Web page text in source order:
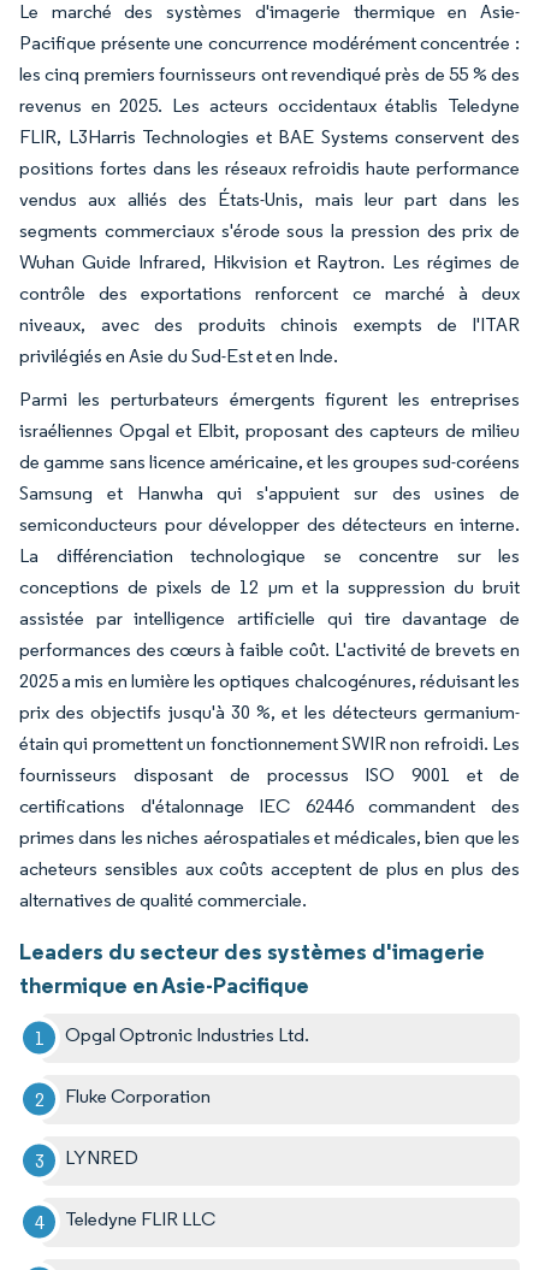
Le marché des systèmes d'imagerie thermique en Asie-
Pacifique présente une concurrence modérément concentrée :
les cinq premiers fournisseurs ont revendiqué près de 55 % des
revenus en 2025. Les acteurs occidentaux établis Teledyne
FLIR, L3Harris Technologies et BAE Systems conservent des
positions fortes dans les réseaux refroidis haute performance
vendus aux alliés des États-Unis, mais leur part dans les
segments commerciaux s'érode sous la pression des prix de
Wuhan Guide Infrared, Hikvision et Raytron. Les régimes de
contrôle des exportations renforcent ce marché à deux
niveaux, avec des produits chinois exempts de l'ITAR
privilégiés en Asie du Sud-Est et en Inde.
Parmi les perturbateurs émergents figurent les entreprises
israéliennes Opgal et Elbit, proposant des capteurs de milieu
de gamme sans licence américaine, et les groupes sud-coréens
Samsung et Hanwha qui s'appuient sur des usines de
semiconducteurs pour développer des détecteurs en interne.
La différenciation technologique se concentre sur les
conceptions de pixels de 12 µm et la suppression du bruit
assistée par intelligence artificielle qui tire davantage de
performances des cœurs à faible coût. L'activité de brevets en
2025 a mis en lumière les optiques chalcogénures, réduisant les
prix des objectifs jusqu'à 30 %, et les détecteurs germanium-
étain qui promettent un fonctionnement SWIR non refroidi. Les
fournisseurs disposant de processus ISO 9001 et de
certifications d'étalonnage IEC 62446 commandent des
primes dans les niches aérospatiales et médicales, bien que les
acheteurs sensibles aux coûts acceptent de plus en plus des
alternatives de qualité commerciale.
Leaders du secteur des systèmes d'imagerie
thermique en Asie-Pacifique
Opgal Optronic Industries Ltd.
Fluke Corporation
LYNRED
Teledyne FLIR LLC